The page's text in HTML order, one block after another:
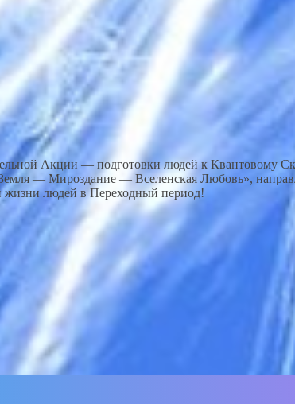
Акции — подготовки людей к Квантовому
— Мироздание — Вселенская Любовь»,
жизни людей в Переходный период!